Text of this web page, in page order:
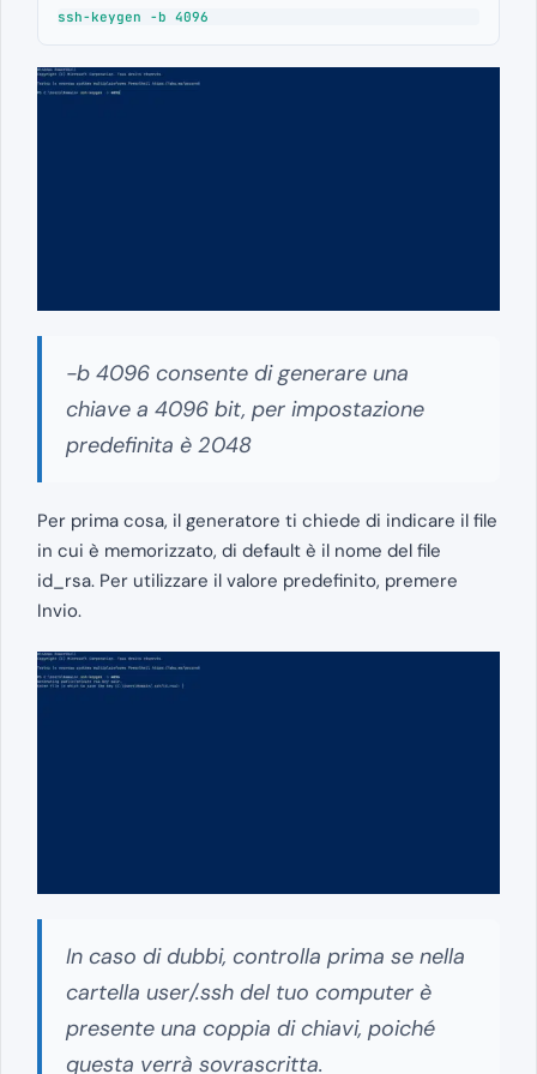
ssh-keygen -b 4096
-b 4096 consente di generare una
chiave a 4096 bit, per impostazione
predefinita è 2048
Per prima cosa, il generatore ti chiede di indicare il file
in cui è memorizzato, di default è il nome del file
id_rsa. Per utilizzare il valore predefinito, premere
Invio.
In caso di dubbi, controlla prima se nella
cartella user/.ssh del tuo computer è
presente una coppia di chiavi, poiché
questa verrà sovrascritta.